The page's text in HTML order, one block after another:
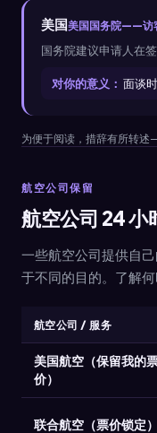
美国美国国务院——访
国务院建议申请人在
对你的意义： 面谈
为便于阅读，措辞有所转
航空公司保留
航空公司 24
一些航空公司提供自
于不同的目的。了解
航空公司 / 服务
美国航空（保留我的
价）
联合航空（票价锁定）